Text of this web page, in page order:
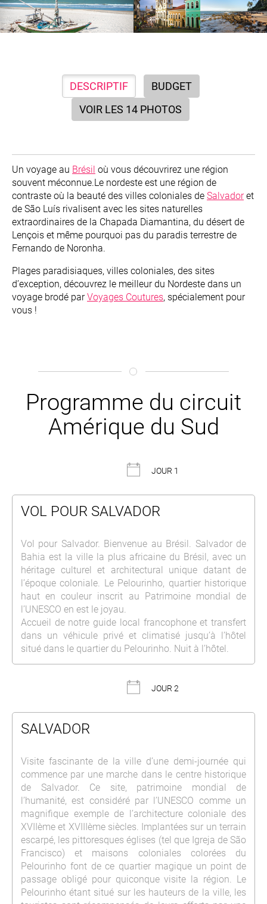
DESCRIPTIF
BUDGET
VOIR LES 14 PHOTOS
Un voyage au Brésil où vous découvrirez une région
souvent méconnue.Le nordeste est une région de
contraste où la beauté des villes coloniales de Salvadoret
de São Luís rivalisent avec les sites naturelles
extraordinaires de la Chapada Diamantina, du désert de
Lençois et même pourquoi pas du paradis terrestre de
Fernando de Noronha.
Plages paradisiaques, villes coloniales, des sites
d’exception, découvrez le meilleur du Nordeste dans un
voyage brodé parVoyages Coutures, spécialement pour
vous !
Programme du circuit
Amérique du Sud
JOUR 1
VOL POUR SALVADOR
Vol pour Salvador. Bienvenue au Brésil. Salvador de
Bahia est la ville la plus africaine du Brésil, avec un
héritage culturel et architectural unique datant de
l’époque coloniale. Le Pelourinho, quartier historique
haut en couleur inscrit au Patrimoine mondial de
l’UNESCO en est le joyau.
Accueil de notre guide local francophone et transfert
dans un véhicule privé et climatisé jusqu’à l’hôtel
situé dans le quartier du Pelourinho. Nuit à l’hôtel.
JOUR 2
SALVADOR
Visite fascinante de la ville d’une demi-journée qui
commence par une marche dans le centre historique
de Salvador. Ce site, patrimoine mondial de
l’humanité, est considéré par l’UNESCO comme un
magnifique exemple de l’architecture coloniale des
XVIIème et XVIIIème siècles. Implantées sur un terrain
escarpé, les pittoresques églises (tel que Igreja de São
Francisco) et maisons coloniales colorées du
Pelourinho font de ce quartier magique un point de
passage obligé pour quiconque visite la région. Le
Pelourinho étant situé sur les hauteurs de la ville, les